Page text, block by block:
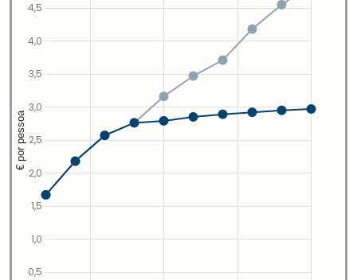
0,5
1,0
1,5
2,0
2,5
3,0
3,5
4,0
4,5
€ por pessoa